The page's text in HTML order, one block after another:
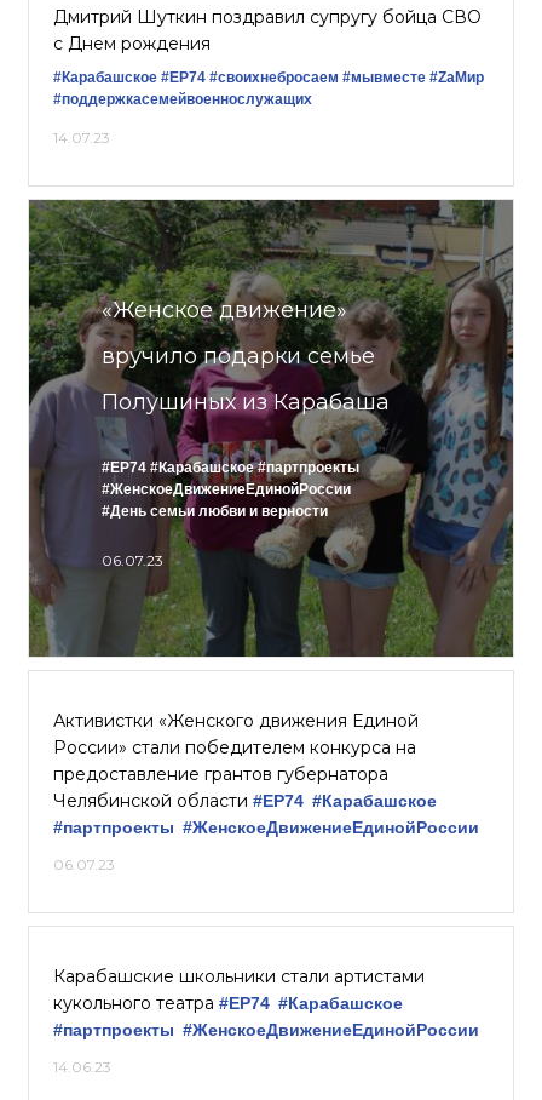
Дмитрий Шуткин поздравил супругу бойца СВО
с Днем рождения
#Карабашское #ЕР74 #своихнебросаем #мывместе #ZаМир
#поддержкасемейвоеннослужащих
14.07.23
«Женское движение»
вручило подарки семье
Полушиных из Карабаша
#ЕР74 #Карабашское #партпроекты
#ЖенскоеДвижениеЕдинойРоссии
#День семьи любви и верности
06.07.23
Активистки «Женского движения Единой
России» стали победителем конкурса на
предоставление грантов губернатора
Челябинской области #ЕР74 #Карабашское
#партпроекты #ЖенскоеДвижениеЕдинойРоссии
06.07.23
Карабашские школьники стали артистами
кукольного театра #ЕР74 #Карабашское
#партпроекты #ЖенскоеДвижениеЕдинойРоссии
14.06.23